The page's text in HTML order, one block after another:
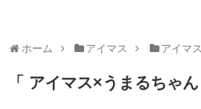
ホーム アイマス アイマ
「 アイマス×うまるちゃ